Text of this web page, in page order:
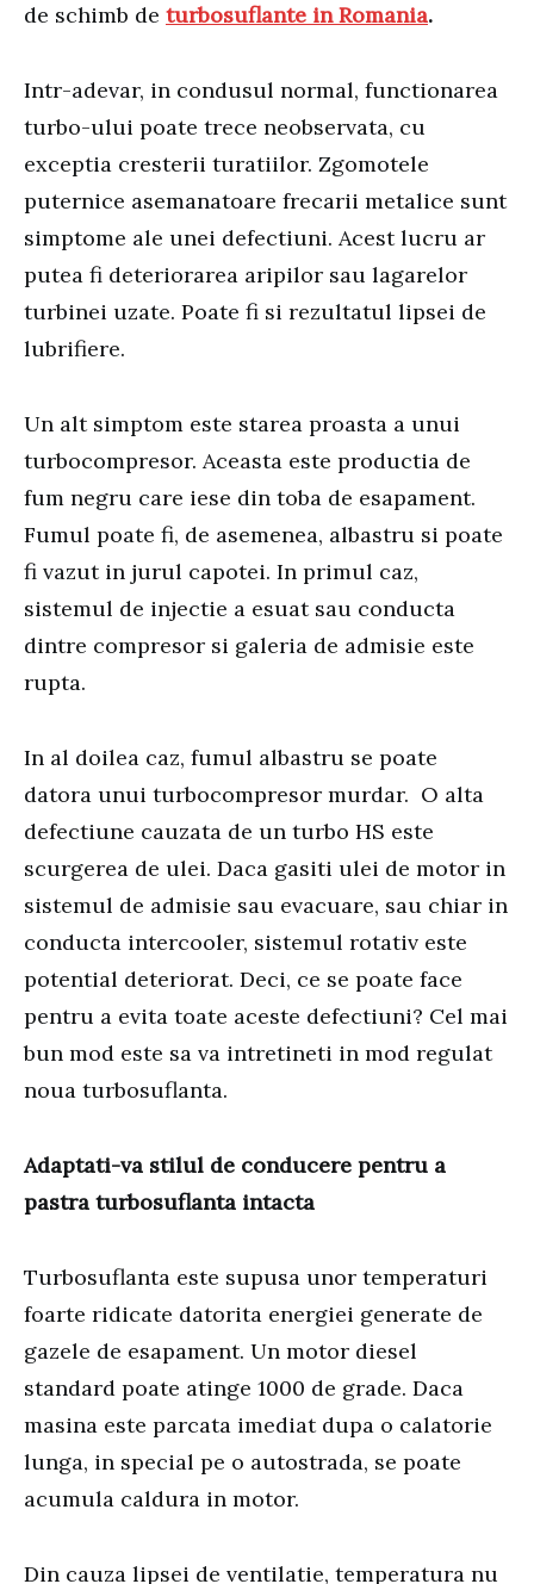
de schimb de turbosuflante in Romania.
Intr-adevar, in condusul normal, functionarea
turbo-ului poate trece neobservata, cu
exceptia cresterii turatiilor. Zgomotele
puternice asemanatoare frecarii metalice sunt
simptome ale unei defectiuni. Acest lucru ar
putea fi deteriorarea aripilor sau lagarelor
turbinei uzate. Poate fi si rezultatul lipsei de
lubrifiere.
Un alt simptom este starea proasta a unui
turbocompresor. Aceasta este productia de
fum negru care iese din toba de esapament.
Fumul poate fi, de asemenea, albastru si poate
fi vazut in jurul capotei. In primul caz,
sistemul de injectie a esuat sau conducta
dintre compresor si galeria de admisie este
rupta.
In al doilea caz, fumul albastru se poate
datora unui turbocompresor murdar. O alta
defectiune cauzata de un turbo HS este
scurgerea de ulei. Daca gasiti ulei de motor in
sistemul de admisie sau evacuare, sau chiar in
conducta intercooler, sistemul rotativ este
potential deteriorat. Deci, ce se poate face
pentru a evita toate aceste defectiuni? Cel mai
bun mod este sa va intretineti in mod regulat
noua turbosuflanta.
Adaptati-va stilul de conducere pentru a
pastra turbosuflanta intacta
Turbosuflanta este supusa unor temperaturi
foarte ridicate datorita energiei generate de
gazele de esapament. Un motor diesel
standard poate atinge 1000 de grade. Daca
masina este parcata imediat dupa o calatorie
lunga, in special pe o autostrada, se poate
acumula caldura in motor.
Din cauza lipsei de ventilatie, temperatura nu